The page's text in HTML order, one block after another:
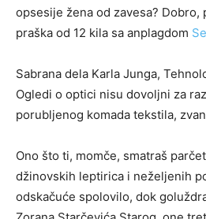
opsesije žena od zavesa? Dobro,
praška od 12 kila sa anplagdom
Sabrana dela Karla Junga,
Ogledi o optici nisu dovoljni za
porubljenog komada tekstila,
Ono što ti, momče, smatraš
džinovskih leptirica i neželjenih
odskačuće spolovilo, dok